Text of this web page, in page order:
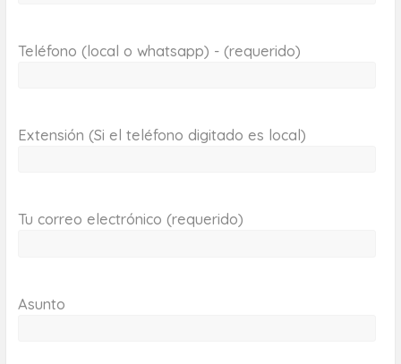
Teléfono (local o whatsapp) - (requerido)
Extensión (Si el teléfono digitado es local)
Tu correo electrónico (requerido)
Asunto